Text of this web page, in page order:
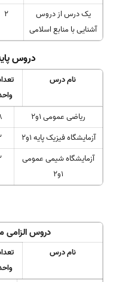
یک درس از دروس
آشنایی با منابع اسلامی
2
دروس
نام درس
ریاضی عمومی 1و2
آزمایشگاه فیزیک پایه 1و2
آزمایشگاه شیمی عمومی
1و2
دروس
نام درس